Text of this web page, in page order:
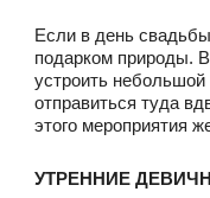
Если в день
подарком природы.
устроить
отправиться туда
этого мероприятия
УТРЕННИЕ